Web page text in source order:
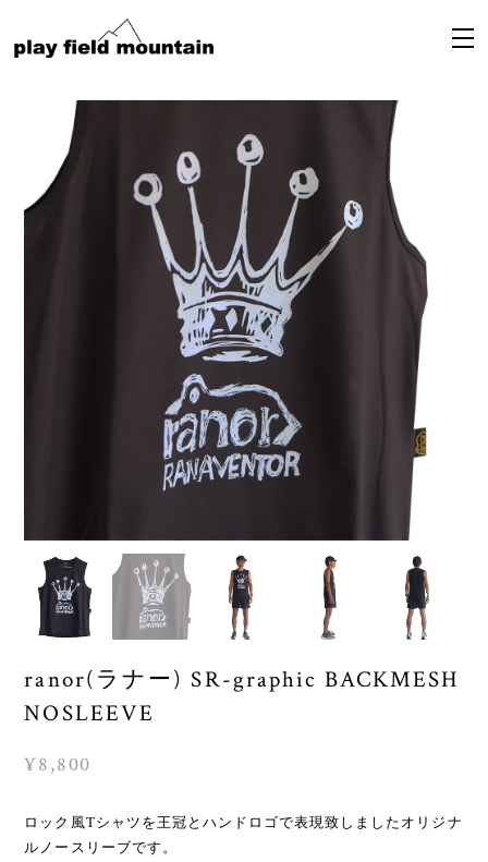
ranor(ラナー) SR-graphic BACKMESH
NOSLEEVE
¥8,800
ロック風Tシャツを王冠とハンドロゴで表現致しましたオリジナ
ルノースリーブです。